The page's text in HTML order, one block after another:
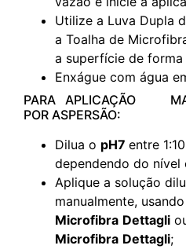
Utilize a Luva Dupla
a Toalha de
a superfície de
Enxágue com água
PARA
POR ASPERSÃO:
Dilua o pH7 entre
dependendo do nível
Aplique a solução
manualmente,
Microfibra Dettagli
Microfibra Dettagli;